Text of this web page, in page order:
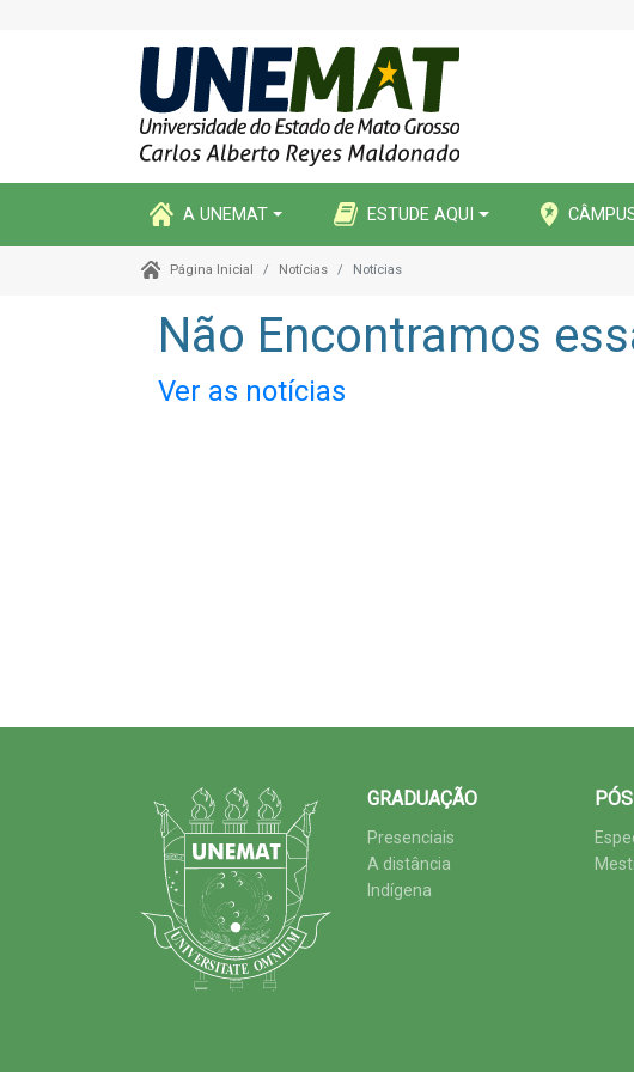
A UNEMAT ESTUDE AQUI
Página Inicial Notícias Notícias
Não Encontramos
Ver as notícias
GRADUAÇÃO
Presenciais
A distância
Indígena